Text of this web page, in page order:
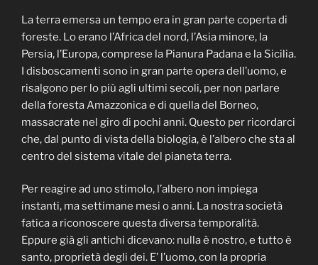
La terra emersa un tempo era in gran parte coperta di
foreste. Lo erano l’Africa del nord, l’Asia minore, la
Persia, l’Europa, comprese la Pianura Padana e la Sicilia.
I disboscamenti sono in gran parte opera dell’uomo, e
risalgono per lo più agli ultimi secoli, per non parlare
della foresta Amazzonica e di quella del Borneo,
massacrate nel giro di pochi anni. Questo per ricordarci
che, dal punto di vista della biologia, è l’albero che sta al
centro del sistema vitale del pianeta terra.
Per reagire ad uno stimolo, l’albero non impiega
instanti, ma settimane mesi o anni. La nostra società
fatica a riconoscere questa diversa temporalità.
Eppure già gli antichi dicevano: nulla è nostro, e tutto è
santo, proprietà degli dei. E’ l’uomo, con la propria